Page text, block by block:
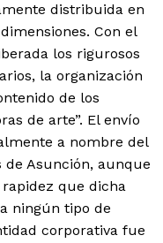
distribuida en
Con el
los rigurosos
la organización
de los
de arte”. El envío
a nombre del
Asunción, aunque
que dicha
ningún tipo de
corporativa fue